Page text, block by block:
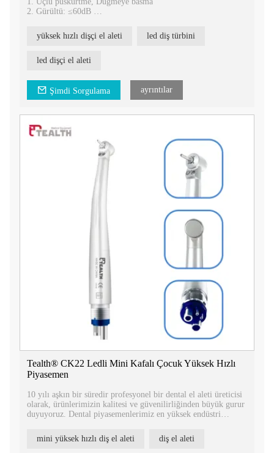
2. Gürültü: ≤60dB
4. Tork Başlığı, daha güçlü kesme kuvveti
5. LED ışık, E-jeneratör
7. Sipariş Kodu: TPL3-U-M4/B2
yüksek hızlı dişçi el aleti led diş türbini
led dişçi el aleti
Şimdi Sorgulama ayrıntılar
Tealth® CK22 Ledli Mini Kafalı Çocuk Yüksek Hızlı
Piyasemen
10 yılı aşkın bir süredir profesyonel bir dental el aleti üreticisi
olarak, ürünlerimizin kalitesi ve güvenilirliğinden büyük gurur
duyuyoruz. Dental piyasemenlerimiz en yüksek endüstri
sertifikalarıyla desteklenmektedir.
mini yüksek hızlı diş el aleti diş el aleti